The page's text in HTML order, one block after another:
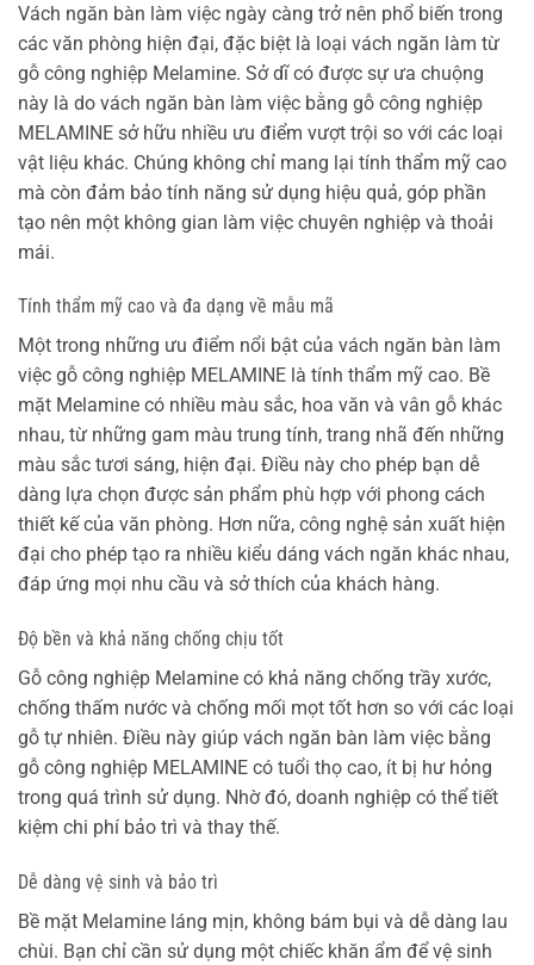
Vách ngăn bàn làm việc ngày càng trở nên phổ biến trong
các văn phòng hiện đại, đặc biệt là loại vách ngăn làm từ
gỗ công nghiệp Melamine. Sở dĩ có được sự ưa chuộng
này là do vách ngăn bàn làm việc bằng gỗ công nghiệp
MELAMINE sở hữu nhiều ưu điểm vượt trội so với các loại
vật liệu khác. Chúng không chỉ mang lại tính thẩm mỹ cao
mà còn đảm bảo tính năng sử dụng hiệu quả, góp phần
tạo nên một không gian làm việc chuyên nghiệp và thoải
mái.
Tính thẩm mỹ cao và đa dạng về mẫu mã
Một trong những ưu điểm nổi bật của vách ngăn bàn làm
việc gỗ công nghiệp MELAMINE là tính thẩm mỹ cao. Bề
mặt Melamine có nhiều màu sắc, hoa văn và vân gỗ khác
nhau, từ những gam màu trung tính, trang nhã đến những
màu sắc tươi sáng, hiện đại. Điều này cho phép bạn dễ
dàng lựa chọn được sản phẩm phù hợp với phong cách
thiết kế của văn phòng. Hơn nữa, công nghệ sản xuất hiện
đại cho phép tạo ra nhiều kiểu dáng vách ngăn khác nhau,
đáp ứng mọi nhu cầu và sở thích của khách hàng.
Độ bền và khả năng chống chịu tốt
Gỗ công nghiệp Melamine có khả năng chống trầy xước,
chống thấm nước và chống mối mọt tốt hơn so với các loại
gỗ tự nhiên. Điều này giúp vách ngăn bàn làm việc bằng
gỗ công nghiệp MELAMINE có tuổi thọ cao, ít bị hư hỏng
trong quá trình sử dụng. Nhờ đó, doanh nghiệp có thể tiết
kiệm chi phí bảo trì và thay thế.
Dễ dàng vệ sinh và bảo trì
Bề mặt Melamine láng mịn, không bám bụi và dễ dàng lau
chùi. Bạn chỉ cần sử dụng một chiếc khăn ẩm để vệ sinh